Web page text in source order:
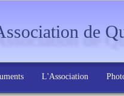
de
L'Association